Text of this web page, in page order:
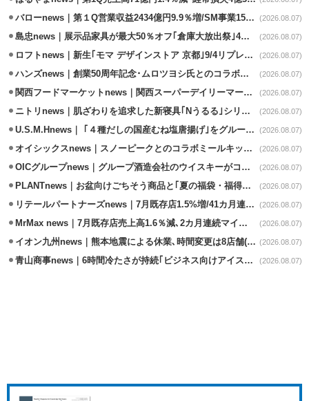
バローnews｜第１Q営業収益2434億円9.9％増/SM事業15.5％増と絶好調 (2026.08.07)
島忠news｜展示品家具が最大50％オフ｢倉庫大放出祭｣4店舗限定で開催 (2026.08.07)
ロフトnews｜新生｢モマ デザインストア 京都｣9/4リプレイスオープン (2026.08.07)
ハンズnews｜創業50周年記念･ムロツヨシ氏とのコラボ企画｢ムロハンズ｣開催 (2026.08.07)
関西フードマーケットnews｜関西スーパーデイリーマート蒲生店8/7改装 (2026.08.07)
ニトリnews｜肌ざわりを追求した新寝具｢Nうるる｣シリーズを発売 (2026.08.07)
U.S.M.Hnews｜ ｢４種だしの国産むね塩唐揚げ｣をグループ610店で共同販促 (2026.08.07)
オイシックスnews｜スノーピークとのコラボミールキット8/13発売 (2026.08.07)
OICグループnews｜グループ酒造会社のウイスキーがコンペティション受賞 (2026.08.07)
PLANTnews｜お盆向けごちそう商品と｢夏の福袋・福得カート｣8/8から開催 (2026.08.07)
リテールパートナーズnews｜7月既存店1.5%増/41カ月連続増 (2026.08.07)
MrMax news｜7月既存店売上高1.6％減､2カ月連続マイナス (2026.08.07)
イオン九州news｜熊本地震による休業､時間変更は8店舗(8/7時点) (2026.08.07)
青山商事news｜6時間冷たさが持続｢ビジネス向けアイスベスト｣発売 (2026.08.07)